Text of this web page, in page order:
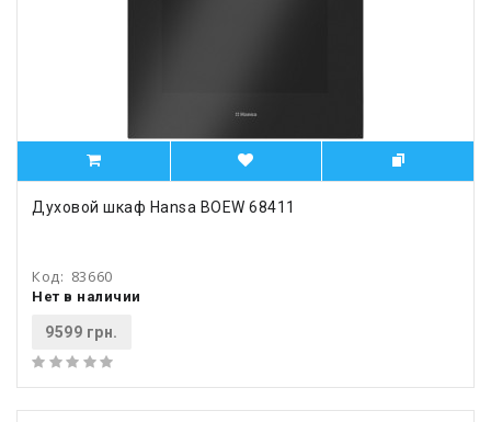
Духовой шкаф Hansa BOEW 68411
Код: 83660
Нет в наличии
9599 грн.